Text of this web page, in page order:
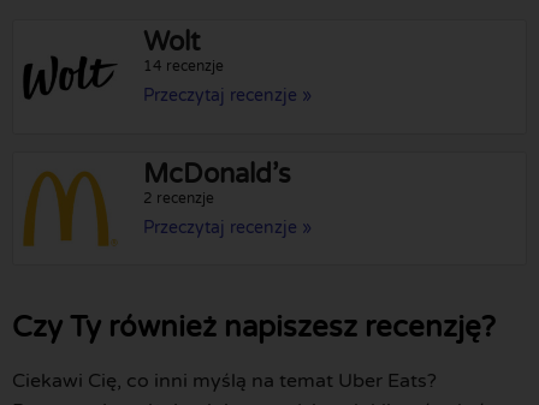
Wolt
14 recenzje
Przeczytaj recenzje »
McDonald’s
2 recenzje
Przeczytaj recenzje »
Czy Ty również napiszesz recenzję?
Ciekawi Cię, co inni myślą na temat Uber Eats?